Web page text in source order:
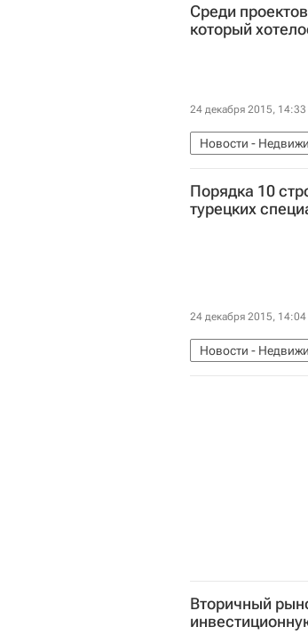
Среди
который
24 декабря 2015, 14:33
Новости -
Россия
Порядка 10
турецких
24 декабря 2015, 14:04
Новости -
Санкции РФ в
Вторичный